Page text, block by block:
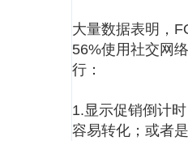
大量数据表明，
56%使用社交网
行：
1.显示促销倒计
容易转化；或者